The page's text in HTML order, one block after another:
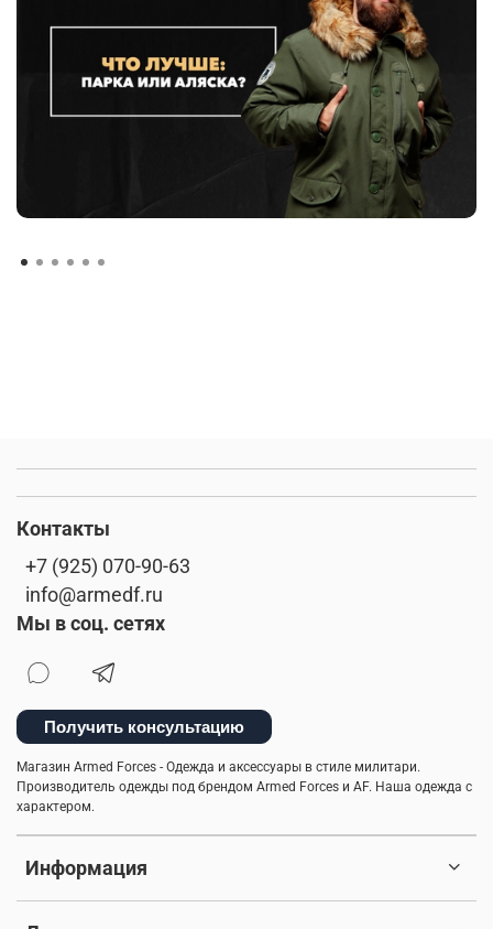
Информация
Контакты
+7 (925) 070-90-63
info@armedf.ru
Мы в соц. сетях
Получить консультацию
Магазин Armed Forces - Одежда и аксессуары в стиле милитари.
Производитель одежды под брендом Armed Forces и AF. Наша одежда с
характером.